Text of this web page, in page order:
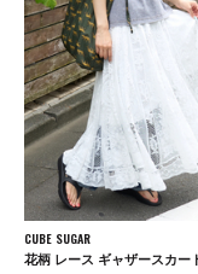
CUBE SUGAR
花柄 レース ギャザースカー